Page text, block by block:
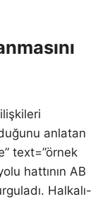
anlatan
text=”örnek
hattının AB
Halkalı-